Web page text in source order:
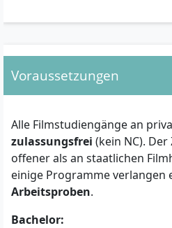
Voraussetzungen
Alle Filmstudiengänge an
zulassungsfrei (kein NC).
offener als an staatlichen
einige Programme verlangen
Arbeitsproben.
Bachelor: